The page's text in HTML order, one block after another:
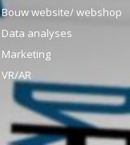
Bouw website/ webshop
Data analyses
Marketing
VR/AR